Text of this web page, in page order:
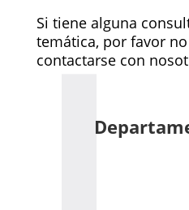
Si tiene alguna
temática, por favor
contactarse con